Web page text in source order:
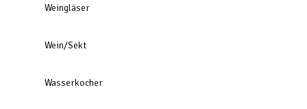
Weingläser
Wein/Sekt
Wasserkocher